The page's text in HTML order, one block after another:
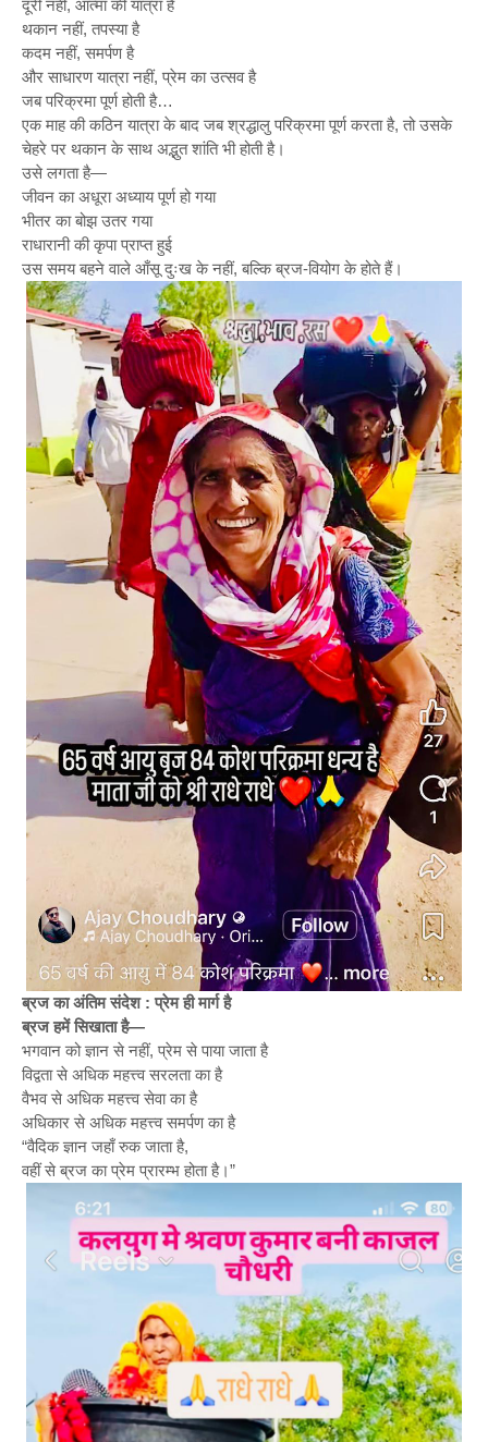
दूरी नहीं, आत्मा की यात्रा है
थकान नहीं, तपस्या है
कदम नहीं, समर्पण है
और साधारण यात्रा नहीं, प्रेम का उत्सव है
जब परिक्रमा पूर्ण होती है…
एक माह की कठिन यात्रा के बाद जब श्रद्धालु परिक्रमा पूर्ण करता है, तो उसके
चेहरे पर थकान के साथ अद्भुत शांति भी होती है।
उसे लगता है—
जीवन का अधूरा अध्याय पूर्ण हो गया
भीतर का बोझ उतर गया
राधारानी की कृपा प्राप्त हुई
उस समय बहने वाले आँसू दुःख के नहीं, बल्कि ब्रज-वियोग के होते हैं।
ब्रज का अंतिम संदेश : प्रेम ही मार्ग है
ब्रज हमें सिखाता है—
भगवान को ज्ञान से नहीं, प्रेम से पाया जाता है
विद्वता से अधिक महत्त्व सरलता का है
वैभव से अधिक महत्त्व सेवा का है
अधिकार से अधिक महत्त्व समर्पण का है
“वैदिक ज्ञान जहाँ रुक जाता है,
वहीं से ब्रज का प्रेम प्रारम्भ होता है।”